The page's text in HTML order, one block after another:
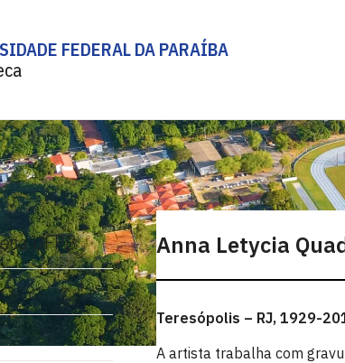
FEDERAL DA PARAÍBA
UFPB Anna Letycia
Teresópolis – RJ, 1929-
A artista trabalha com